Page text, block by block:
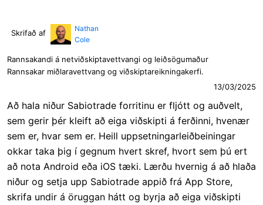
Skrifað af
Nathan
Cole
Rannsakandi á netviðskiptavettvangi og leiðsögumaður
Rannsakar miðlaravettvang og viðskiptareikningakerfi.
13/03/2025
Að hala niður Sabiotrade forritinu er fljótt og auðvelt,
sem gerir þér kleift að eiga viðskipti á ferðinni, hvenær
sem er, hvar sem er. Heill uppsetningarleiðbeiningar
okkar taka þig í gegnum hvert skref, hvort sem þú ert
að nota Android eða iOS tæki. Lærðu hvernig á að hlaða
niður og setja upp Sabiotrade appið frá App Store,
skrifa undir á öruggan hátt og byrja að eiga viðskipti